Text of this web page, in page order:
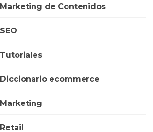
Marketing de Contenidos
SEO
Tutoriales
Diccionario ecommerce
Marketing
Retail